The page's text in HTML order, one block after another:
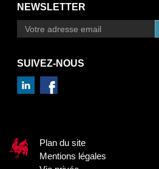
NEWSLETTER
SUIVEZ-NOUS
Plan du site
Mentions légales